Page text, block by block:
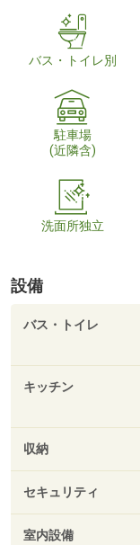
バス・トイレ別
駐車場
(近隣含)
洗面所独立
設備
バス・トイレ
キッチン
収納
セキュリティ
室内設備